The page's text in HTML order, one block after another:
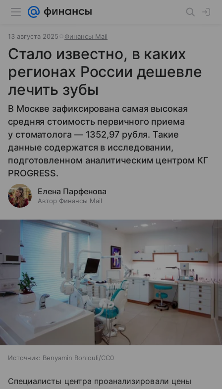
13 августа 2025 Финансы Mail
Стало известно, в каких
регионах России дешевле
лечить зубы
В Москве зафиксирована самая высокая
средняя стоимость первичного приема
у стоматолога — 1352,97 рубля. Такие
данные содержатся в исследовании,
подготовленном аналитическим центром КГ
PROGRESS.
Елена Парфенова
Автор Финансы Mail
Источник: Benyamin Bohlouli/CC0
Специалисты центра проанализировали цены